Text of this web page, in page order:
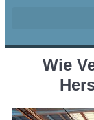
Wie